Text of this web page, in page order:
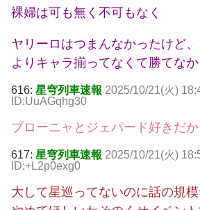
裸婦は可も無く不可もなく
ヤリーロはつまんなかったけど
よりキャラ揃ってなくて勝てな
616: 星穹列車速報 2025/10/21(火)
ID:UuAGqhg30
ブローニャとジェパード好きだ
617: 星穹列車速報 2025/10/21(火)
ID:+L2p0exg0
大して星巡ってないのに話の規